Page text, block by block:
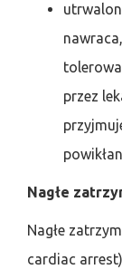
przez
Nagłe
Nagłe
cardiac